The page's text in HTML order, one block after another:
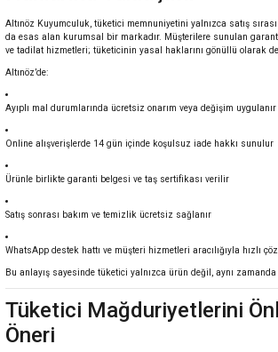
Altınöz Kuyumculuk, tüketici memnuniyetini yalnızca satış
da esas alan kurumsal bir markadır. Müşterilere sunulan
ve tadilat hizmetleri; tüketicinin yasal haklarını gönüllü olarak
Altınöz’de:
Ayıplı mal durumlarında ücretsiz onarım veya değişim uygulanır
Online alışverişlerde 14 gün içinde koşulsuz iade hakkı sunulur
Ürünle birlikte garanti belgesi ve taş sertifikası verilir
Satış sonrası bakım ve temizlik ücretsiz sağlanır
WhatsApp destek hattı ve müşteri hizmetleri aracılığıyla hızlı
Bu anlayış sayesinde tüketici yalnızca ürün değil, aynı zamanda
Tüketici Mağduriyetlerini
Öneri